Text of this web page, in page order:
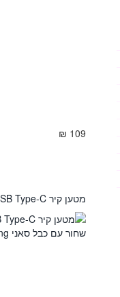
109 ₪
מטען קיר PD 25W 3A USB Type-C שחור עם כבל סאני Samsung